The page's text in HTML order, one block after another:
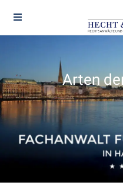
Arten